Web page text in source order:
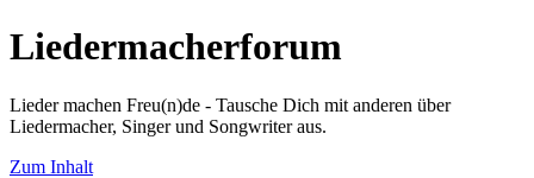
Liedermacherforum
Lieder machen Freu(n)de - Tausche Dich mit anderen über
Liedermacher, Singer und Songwriter aus.
Zum Inhalt